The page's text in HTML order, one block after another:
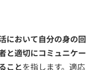
において自分の身の回
と適切にコミュニケー
ことを指します。適応